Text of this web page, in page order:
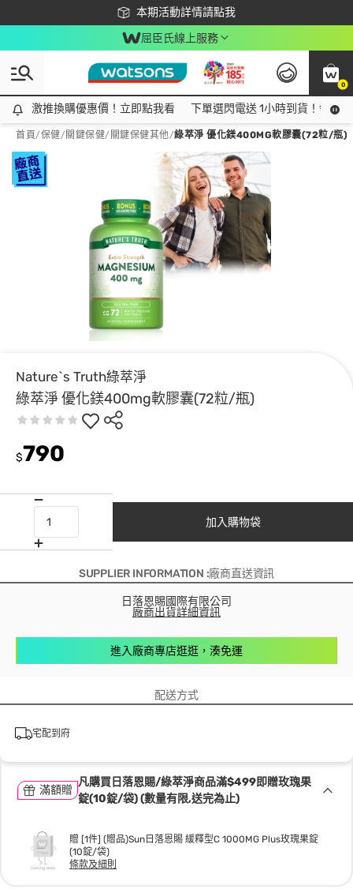
本期活動詳情請點我
下載app最高回饋$350
屈臣氏線上服務
0
激推換購優惠價！立即點我看
激推換購優惠價！立即點我看 下單選閃電送 1小時到貨！領神
首頁/保健/ 關鍵保健/ 關鍵保健其他/綠萃淨 優化鎂400MG軟膠囊(72粒/瓶)
Nature`s Truth綠萃淨
綠萃淨 優化鎂400mg軟膠囊(72粒/瓶)
$790
加入購物袋
SUPPLIER INFORMATION :廠商直送資訊
日落恩賜國際有限公司
廠商出貨詳細資訊
進入廠商專店逛逛，湊免運
配送方式
宅配到府
滿額贈
凡購買日落恩賜/綠萃淨商品滿$499即贈玫瑰果
錠(10錠/袋) (數量有限,送完為止)
贈 [1件] (贈品)Sun日落恩賜 緩釋型C 1000MG Plus玫瑰果錠
(10錠/袋)
條款及細則